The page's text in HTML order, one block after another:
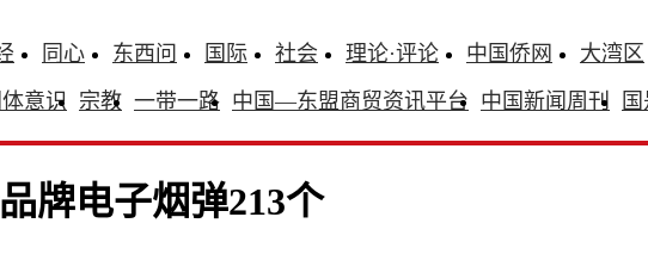
同心 东西问 国际 社会 理论·评论 中国侨网 大湾区
意识 宗教 一带一路 中国—东盟商贸资讯平台 中国新闻周刊
牌电子烟弹213个